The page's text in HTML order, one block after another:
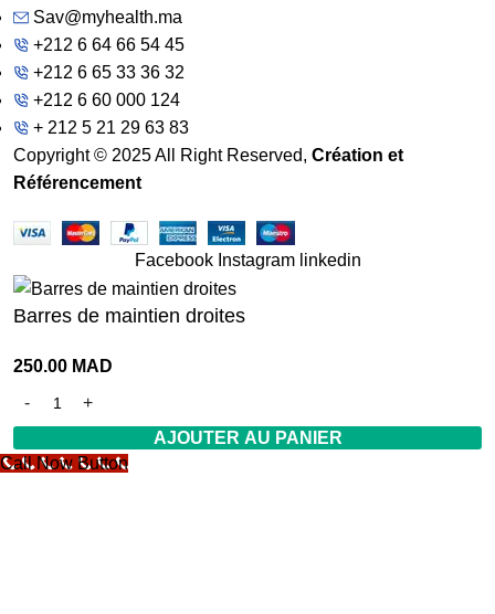
Sav@myhealth.ma
+212 6 64 66 54 45
+212 6 65 33 36 32
+212 6 60 000 124
+ 212 5 21 29 63 83
Copyright © 2025 All Right Reserved, Création et
Référencement
Facebook Instagram linkedin
Barres de maintien droites
250.00 MAD
AJOUTER AU PANIER
Call Now Button